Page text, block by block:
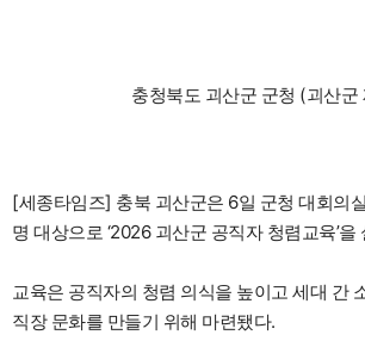
충청북도 괴산군 군청 (괴산군
[세종타임즈] 충북 괴산군은 6일 군청 대회의
명 대상으로 ‘2026 괴산군 공직자 청렴교육’
교육은 공직자의 청렴 의식을 높이고 세대 간
직장 문화를 만들기 위해 마련됐다.